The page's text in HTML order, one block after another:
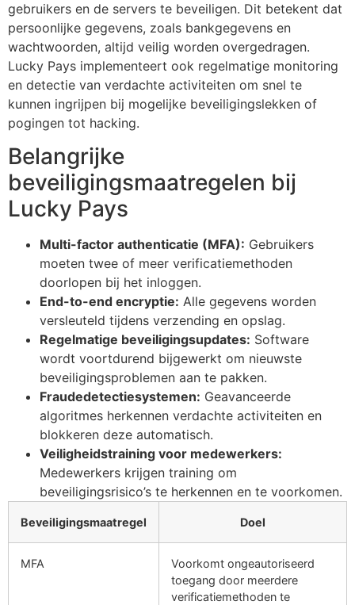
gebruikers en de servers te beveiligen. Dit betekent dat
persoonlijke gegevens, zoals bankgegevens en
wachtwoorden, altijd veilig worden overgedragen.
Lucky Pays implementeert ook regelmatige monitoring
en detectie van verdachte activiteiten om snel te
kunnen ingrijpen bij mogelijke beveiligingslekken of
pogingen tot hacking.
Belangrijke
beveiligingsmaatregelen bij
Lucky Pays
Multi-factor authenticatie (MFA): Gebruikers
moeten twee of meer verificatiemethoden
doorlopen bij het inloggen.
End-to-end encryptie: Alle gegevens worden
versleuteld tijdens verzending en opslag.
Regelmatige beveiligingsupdates: Software
wordt voortdurend bijgewerkt om nieuwste
beveiligingsproblemen aan te pakken.
Fraudedetectiesystemen: Geavanceerde
algoritmes herkennen verdachte activiteiten en
blokkeren deze automatisch.
Veiligheidstraining voor medewerkers:
Medewerkers krijgen training om
beveiligingsrisico’s te herkennen en te voorkomen.
Beveiligingsmaatregel Doel
MFA
Voorkomt ongeautoriseerd
toegang door meerdere
verificatiemethoden te